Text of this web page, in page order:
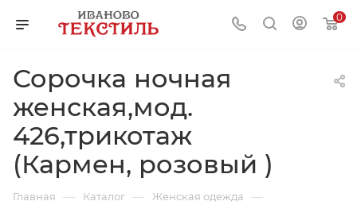
0
Сорочка ночная
женская,мод.
426,трикотаж
(Кармен, розовый )
Главная — Каталог — Женская одежда —